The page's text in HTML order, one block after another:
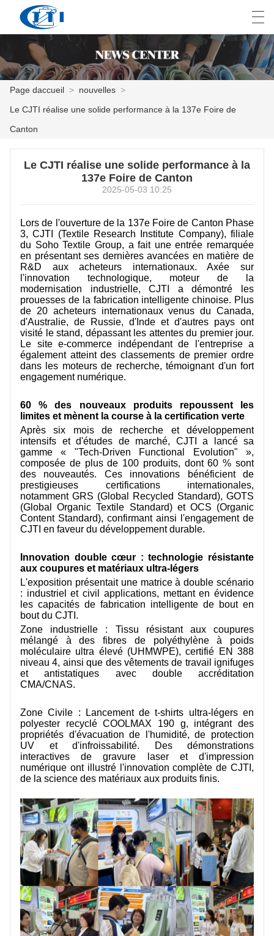
PERSONNALISATION
NOUVELLES
INDUSTRIE
CONTACTEZ NOUS
VIDÉOS
العربية česky Deutsch English
Page daccueil > nouvelles >
Le CJTI réalise une solide performance à la 137e Foire de
Canton
Le CJTI réalise une solide performance à la
137e Foire de Canton
2025-05-03 10:25
Lors de l'ouverture de la 137e Foire de Canton Phase
3, CJTI (Textile Research Institute Company), filiale
du Soho Textile Group, a fait une entrée remarquée
en présentant ses dernières avancées en matière de
R&D aux acheteurs internationaux. Axée sur
l'innovation technologique, moteur de la
modernisation industrielle, CJTI a démontré les
prouesses de la fabrication intelligente chinoise. Plus
de 20 acheteurs internationaux venus du Canada,
d'Australie, de Russie, d'Inde et d'autres pays ont
visité le stand, dépassant les attentes du premier jour.
Le site e-commerce indépendant de l'entreprise a
également atteint des classements de premier ordre
dans les moteurs de recherche, témoignant d'un fort
engagement numérique.
60 % des nouveaux produits repoussent les
limites et mènent la course à la certification verte
Après six mois de recherche et développement
intensifs et d'études de marché, CJTI a lancé sa
gamme « "Tech-Driven Functional Evolution" »,
composée de plus de 100 produits, dont 60 % sont
des nouveautés. Ces innovations bénéficient de
prestigieuses certifications internationales,
notamment GRS (Global Recycled Standard), GOTS
(Global Organic Textile Standard) et OCS (Organic
Content Standard), confirmant ainsi l'engagement de
CJTI en faveur du développement durable.
Innovation double cœur : technologie résistante
aux coupures et matériaux ultra-légers
L'exposition présentait une matrice à double scénario
: industriel et civil applications, mettant en évidence
les capacités de fabrication intelligente de bout en
bout du CJTI.
Zone industrielle : Tissu résistant aux coupures
mélangé à des fibres de polyéthylène à poids
moléculaire ultra élevé (UHMWPE), certifié EN 388
niveau 4, ainsi que des vêtements de travail ignifuges
et antistatiques avec double accréditation
CMA/CNAS.
Zone Civile : Lancement de t-shirts ultra-légers en
polyester recyclé COOLMAX 190 g, intégrant des
propriétés d'évacuation de l'humidité, de protection
UV et d'infroissabilité. Des démonstrations
interactives de gravure laser et d'impression
numérique ont illustré l'innovation complète de CJTI,
de la science des matériaux aux produits finis.